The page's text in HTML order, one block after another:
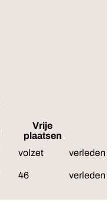
Vrije
plaatsen
volzet
verleden
46 verleden